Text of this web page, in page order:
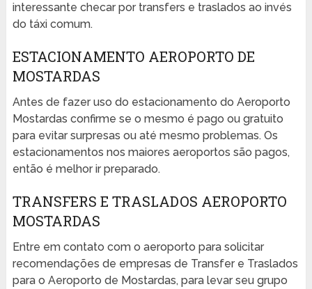
interessante checar por transfers e traslados ao invés
do táxi comum.
ESTACIONAMENTO AEROPORTO DE
MOSTARDAS
Antes de fazer uso do estacionamento do Aeroporto
Mostardas confirme se o mesmo é pago ou gratuito
para evitar surpresas ou até mesmo problemas. Os
estacionamentos nos maiores aeroportos são pagos,
então é melhor ir preparado.
TRANSFERS E TRASLADOS AEROPORTO
MOSTARDAS
Entre em contato com o aeroporto para solicitar
recomendações de empresas de Transfer e Traslados
para o Aeroporto de Mostardas, para levar seu grupo